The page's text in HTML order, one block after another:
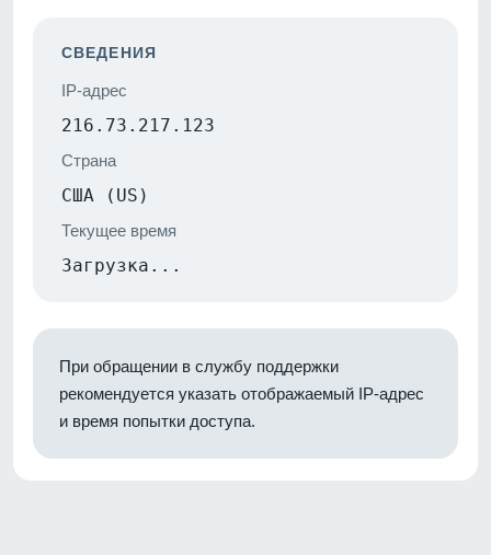
СВЕДЕНИЯ
IP-адрес
216.73.217.123
Страна
США (US)
Текущее время
Загрузка...
При обращении в службу поддержки
рекомендуется указать отображаемый IP-адрес
и время попытки доступа.